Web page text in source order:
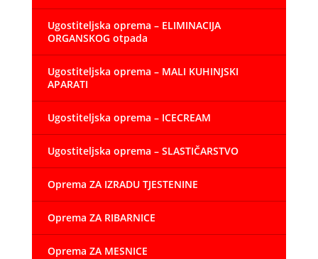
Ugostiteljska oprema – ELIMINACIJA
ORGANSKOG otpada
Ugostiteljska oprema – MALI KUHINJSKI
APARATI
Ugostiteljska oprema – ICECREAM
Ugostiteljska oprema – SLASTIČARSTVO
Oprema ZA IZRADU TJESTENINE
Oprema ZA RIBARNICE
Oprema ZA MESNICE